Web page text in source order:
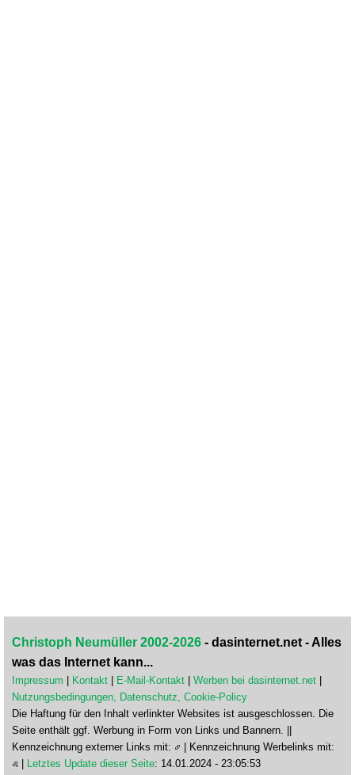
Christoph Neumüller 2002-2026 - dasinternet.net - Alles
was das Internet kann...
Impressum | Kontakt | E-Mail-Kontakt | Werben bei dasinternet.net |
Nutzungsbedingungen, Datenschutz, Cookie-Policy
Die Haftung für den Inhalt verlinkter Websites ist ausgeschlossen. Die
Seite enthält ggf. Werbung in Form von Links und Bannern. ||
Kennzeichnung externer Links mit:
| Kennzeichnung Werbelinks mit:
| Letztes Update dieser Seite: 14.01.2024 - 23:05:53